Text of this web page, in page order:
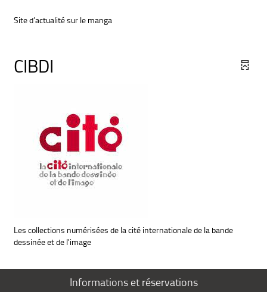
Site d’actualité sur le manga
CIBDI
Les collections numérisées de la cité internationale de la bande
dessinée et de l'image
Informations et réservations